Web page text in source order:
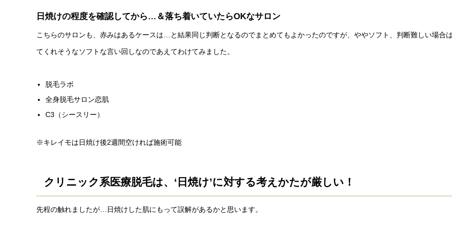
日焼けの程度を確認してから…＆落ち着いていたらOKなサロン
こちらのサロンも、赤みはあるケースは…と結果同じ判断となるのでまとめてもよかったのですが、ややソフト、判断難しい場合
てくれそうなソフトな言い回しなのであえてわけてみました。
脱毛ラボ
全身脱毛サロン恋肌
C3（シースリー）
※キレイモは日焼け後2週間空ければ施術可能
クリニック系医療脱毛は、‘日焼け’に対する考えかたが厳しい！
先程の触れましたが…日焼けした肌にもって誤解があるかと思います。